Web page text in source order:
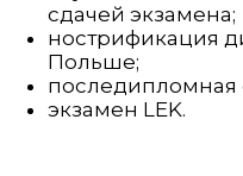
сдачей экзамена;
нострификация
Польше;
последипломная
экзамен LEK.